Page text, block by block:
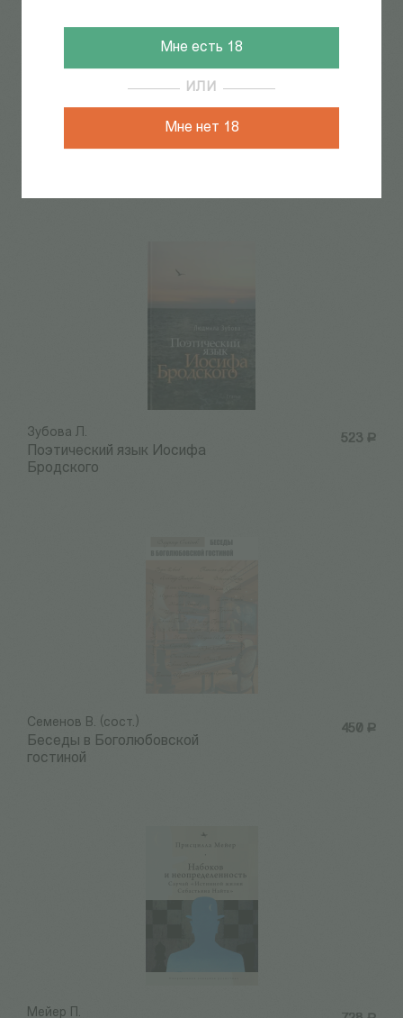
Мне есть 18
ИЛИ
Мне нет 18
523 Р
Зубова Л.
Поэтический язык Иосифа
Бродского
450 Р
Семенов В. (сост.)
Беседы в Боголюбовской
гостиной
Мейер П.